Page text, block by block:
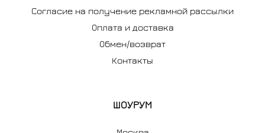
Согласие на получение рекламной рассылки
Оплата и доставка
Обмен/возврат
Контакты
ШОУРУМ